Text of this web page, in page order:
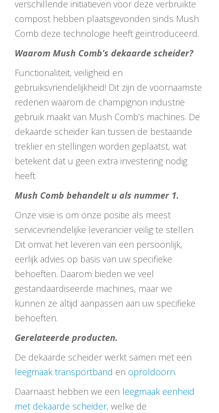
verschillende initiatieven voor deze verbruikte
compost hebben plaatsgevonden sinds Mush
Comb deze technologie heeft geïntroduceerd.
Waarom Mush Comb’s dekaarde scheider?
Functionaliteit, veiligheid en
gebruiksvriendelijkheid! Dit zijn de voornaamste
redenen waarom de champignon industrie
gebruik maakt van Mush Comb’s machines. De
dekaarde scheider kan tussen de bestaande
treklier en stellingen worden geplaatst, wat
betekent dat u geen extra investering nodig
heeft.
Mush Comb behandelt u als nummer 1.
Onze visie is om onze positie als meest
servicevriendelijke leverancier veilig te stellen.
Dit omvat het leveren van een persoonlijk,
eerlijk advies op basis van uw specifieke
behoeften. Daarom bieden we veel
gestandaardiseerde machines, maar we
kunnen ze altijd aanpassen aan uw specifieke
behoeften.
Gerelateerde producten.
De dekaarde scheider werkt samen met een
leegmaak transportband en oproldoorn.
Daarnaast hebben we een leegmaak eenheid
met dekaarde scheider, welke de